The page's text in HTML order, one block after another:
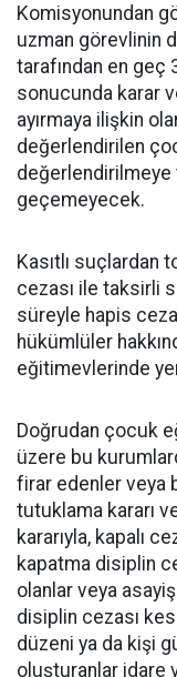
Komisyonundan
uzman görevlinin
tarafından en geç
sonucunda karar
ayırmaya ilişkin
değerlendirilen
değerlendirilmeye
geçemeyecek.
Kasıtlı suçlardan
cezası ile taksirli
süreyle hapis
hükümlüler
eğitimevlerinde
Doğrudan çocuk
üzere bu
firar edenler veya
tutuklama kararı
kararıyla, kapalı
kapatma disiplin
olanlar veya
disiplin cezası
düzeni ya da kişi
oluşturanlar idare